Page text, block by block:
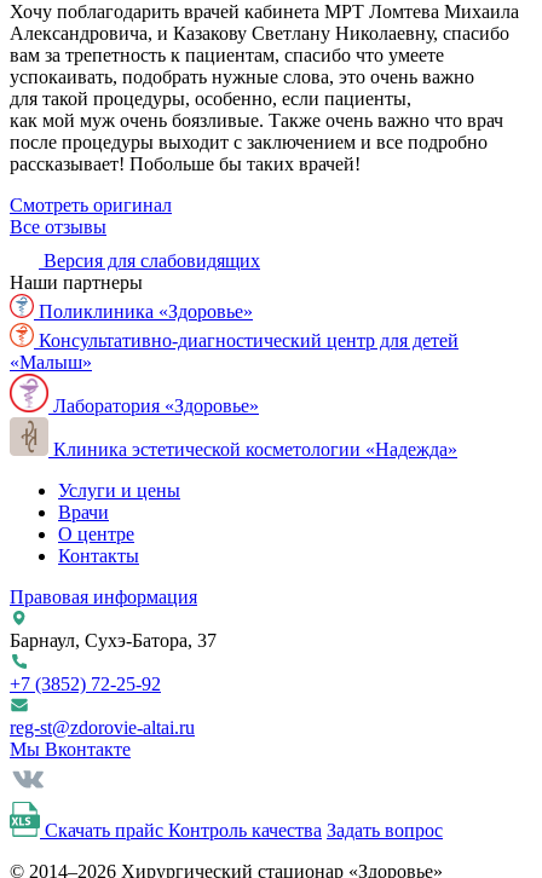
Хочу поблагодарить врачей кабинета МРТ Ломтева Михаила
Александровича, и Казакову Светлану Николаевну, спасибо
вам за трепетность к пациентам, спасибо что умеете
успокаивать, подобрать нужные слова, это очень важно
для такой процедуры, особенно, если пациенты,
как мой муж очень боязливые. Также очень важно что врач
после процедуры выходит с заключением и все подробно
рассказывает! Побольше бы таких врачей!
Смотреть оригинал
Все отзывы
Версия для слабовидящих
Наши партнеры
Поликлиника «Здоровье»
Консультативно-диагностический центр для детей
«Малыш»
Лаборатория «Здоровье»
Клиника эстетической косметологии «Надежда»
Услуги и цены
Врачи
О центре
Контакты
Правовая информация
Барнаул, Сухэ-Батора, 37
+7 (3852) 72-25-92
reg-st@zdorovie-altai.ru
Мы Вконтакте
Скачать прайс Контроль качества Задать вопрос
© 2014–2026 Хирургический стационар «Здоровье»